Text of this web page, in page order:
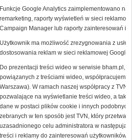
Funkcje Google Analytics zaimplementowano
remarketing, raporty wyświetleń w sieci
Campaign Manager lub raporty zainteresowań i
Użytkownik ma możliwość zrezygnowania z
dostosowania reklam w sieci reklamowej Google
Do prezentacji treści wideo w serwisie bham.pl,
powiązanych z treściami wideo, współpracujemy
Warszawa). W ramach naszej współpracy z
pozwalające na wyświetlanie treści wideo, a
dane w postaci plików cookie i innych
zebranych w ten sposób jest TVN, który
uzasadnionego celu administratora w
treści i reklamy do zainteresowań